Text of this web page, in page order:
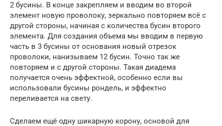
2 бусины. В конце закрепляем и вводим во второй
элемент новую проволоку, зеркально повторяем всё с
другой стороны, начиная с количества бусин второго
элемента. Для создания объема мы вводим в первую
часть в 3 бусины от основания новый отрезок
проволоки, нанизываем 12 бусин. Точно так же
повторяем и с другой стороны. Такая диадема
получается очень эффектной, особенно если вы
использовали бусины рондель, и эффектно
переливается на свету.
Сделаем ещё одну шикарную корону, основой для